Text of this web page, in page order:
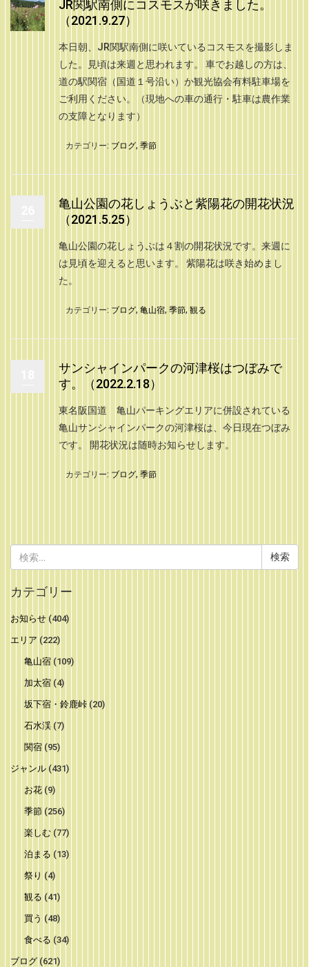
JR関駅南側にコスモスが咲きました。
（2021.9.27）
本日朝、JR関駅南側に咲いているコスモスを撮影しま
した。見頃は来週と思われます。 車でお越しの方は、
道の駅関宿（国道１号沿い）か観光協会有料駐車場を
ご利用ください。（現地への車の通行・駐車は農作業
の支障となります）
カテゴリー: ブログ, 季節
亀山公園の花しょうぶと紫陽花の開花状況
（2021.5.25）
亀山公園の花しょうぶは４割の開花状況です。来週に
は見頃を迎えると思います。 紫陽花は咲き始めまし
た。
カテゴリー: ブログ, 亀山宿, 季節, 観る
サンシャインパークの河津桜はつぼみで
す。（2022.2.18）
東名阪国道 亀山パーキングエリアに併設されている
亀山サンシャインパークの河津桜は、今日現在つぼみ
です。 開花状況は随時お知らせします。
カテゴリー: ブログ, 季節
索:
カテゴリー
お知らせ (404)
エリア (222)
亀山宿(109)
加太宿(4)
坂下宿・鈴鹿峠(20)
石水渓(7)
関宿(95)
ジャンル (431)
お花(9)
季節 (256)
楽しむ (77)
泊まる (13)
祭り (4)
観る (41)
買う (48)
食べる (34)
ブログ (621)